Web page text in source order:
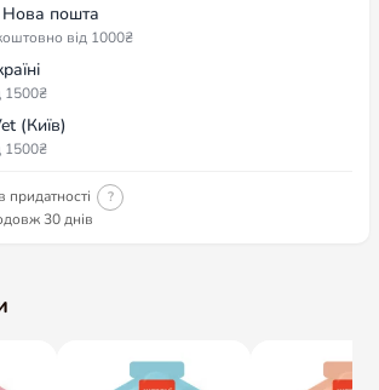
Нова пошта
від 1000₴
1500₴
(Київ)
1500₴
придатності ?
30 днів